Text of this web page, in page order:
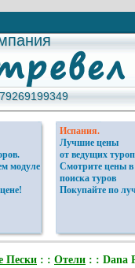
модуле
Испания.
Лучшие цены
от ведущих
Смотрите цены
поиска туров
Покупайте по
Пески : : Отели : : Dana